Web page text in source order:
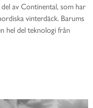
av Continental, som har
vinterdäck. Barums
hel del teknologi från